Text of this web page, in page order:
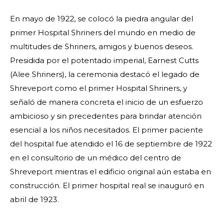
En mayo de 1922, se colocó la piedra angular del
primer Hospital Shriners del mundo en medio de
multitudes de Shriners, amigos y buenos deseos.
Presidida por el potentado imperial, Earnest Cutts
(Alee Shriners), la ceremonia destacó el legado de
Shreveport como el primer Hospital Shriners, y
señaló de manera concreta el inicio de un esfuerzo
ambicioso y sin precedentes para brindar atención
esencial a los niños necesitados. El primer paciente
del hospital fue atendido el 16 de septiembre de 1922
en el consultorio de un médico del centro de
Shreveport mientras el edificio original aún estaba en
construcción. El primer hospital real se inauguró en
abril de 1923.